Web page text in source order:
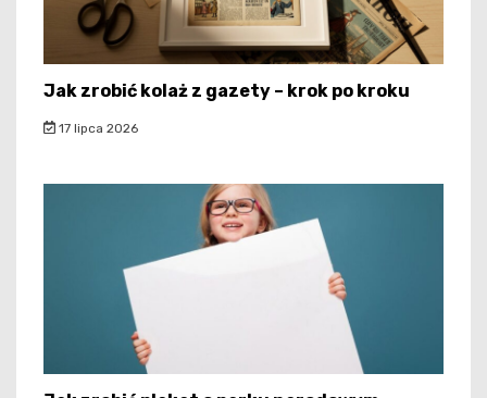
Jak zrobić kolaż z gazety – krok po kroku
17 lipca 2026